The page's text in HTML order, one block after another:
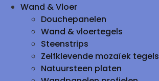
Wand & Vloer
Douchepanelen
Wand & vloertegels
Steenstrips
Zelfklevende mozaïek tegels
Natuursteen platen